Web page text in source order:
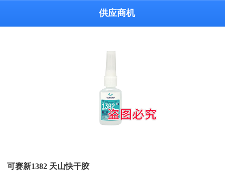
供应商机
可赛新1382 天山快干胶